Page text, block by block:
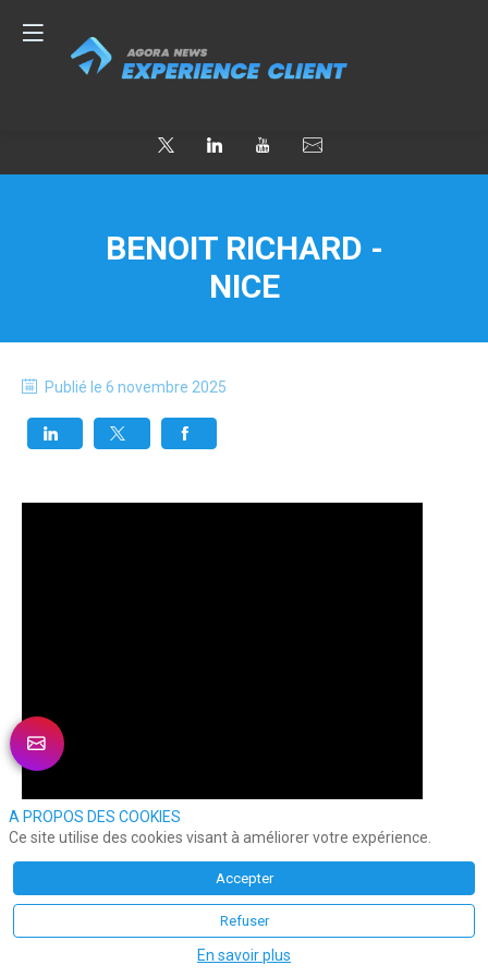
BENOIT RICHARD -
NICE
Publié le 6 novembre 2025
Gala de l'Expérience Client
A PROPOS DES COOKIES
Ce site utilise des cookies visant à améliorer votre expérience.
Accepter
Refuser
En savoir plus